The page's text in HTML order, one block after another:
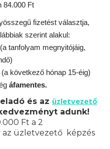
84.000 Ft
fizetést választja,
szerint alakul:
(a tanfolyam megnyitójáig,
(a következő hónap 15-éig)
áfamentes.
és az üzletvezető
adunk!
Ft a 2
az üzletvezető képzés